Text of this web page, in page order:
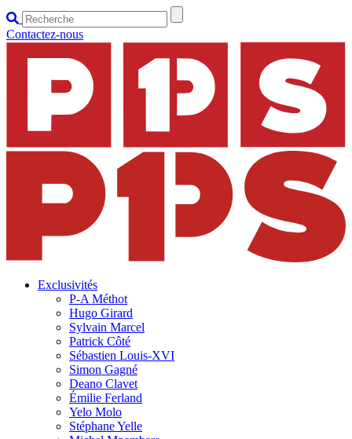
Contactez-nous
Exclusivités
P-A Méthot
Hugo Girard
Sylvain Marcel
Patrick Côté
Sébastien Louis-XVI
Simon Gagné
Deano Clavet
Émilie Ferland
Yelo Molo
Stéphane Yelle